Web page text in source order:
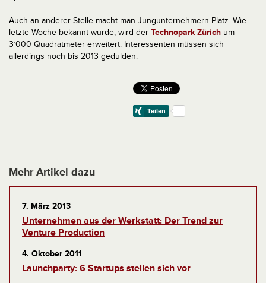
Auch an anderer Stelle macht man Jungunternehmern Platz: Wie
letzte Woche bekannt wurde, wird der Technopark Zürich um
3’000 Quadratmeter erweitert. Interessenten müssen sich
allerdings noch bis 2013 gedulden.
Mehr Artikel dazu
7. März 2013
Unternehmen aus der Werkstatt: Der Trend zur
Venture Production
4. Oktober 2011
Launchparty: 6 Startups stellen sich vor